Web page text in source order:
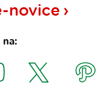
novice